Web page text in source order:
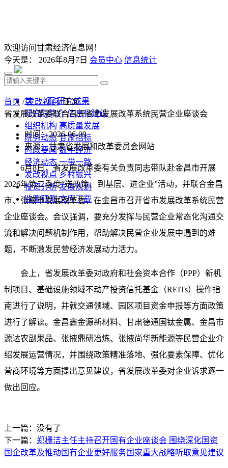
欢迎访问甘肃经济信息网！
今天是： 2026年8月7日 会员中心 信息统计
首 页 研究成果
研究院简介 信息化建设
组织机构 高质量发展
院务动态 甘肃招标
时政要闻 数字经济
经济动态 一带一路
发改视点 乡村振兴
投资分析 发展规划
监测预测 文库下载
首页 /发改视点/ 正文
省发展改革委联合召开省市发展改革系统民营企业座谈会
时间：2026-06-09
来源：甘肃省发展和改革委员会网站
6月8日，省发展改革委有关负责同志带队赴金昌市开展
2026年第二季度“送政策、到基层、进企业”活动，并联合金昌
市、张掖市发展改革委，在金昌市召开省市发展改革系统民营
企业座谈会。会议强调，要充分发挥与民营企业常态化沟通交
流和解决问题机制作用，帮助解决民营企业发展中遇到的难
题，不断激发民营经济发展动力活力。
会上，省发展改革委对政府和社会资本合作（PPP）新机
制项目、基础设施领域不动产投资信托基金（REITs）操作指
南进行了说明，并就交通领域、园区项目资金申报等方面政策
进行了解读。金昌鑫金源新材料、甘肃德通国钛金属、金昌市
源达农副果品、张掖鼎研冶炼、张掖尚华新能源等民营企业介
绍发展运营情况，并围绕政策精准落地、强化要素保障、优化
营商环境等方面提出意见建议，省发展改革委对企业诉求逐一
做出回应。
上一篇：没有了
下一篇： 郑栅洁主任主持召开国有企业座谈会 围绕深化国资
国企改革及推动国有企业更好服务国家重大战略听取意见建议